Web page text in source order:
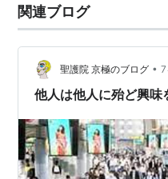
関連ブログ
聖護院 京極のブログ •
他人は他人に殆ど興味